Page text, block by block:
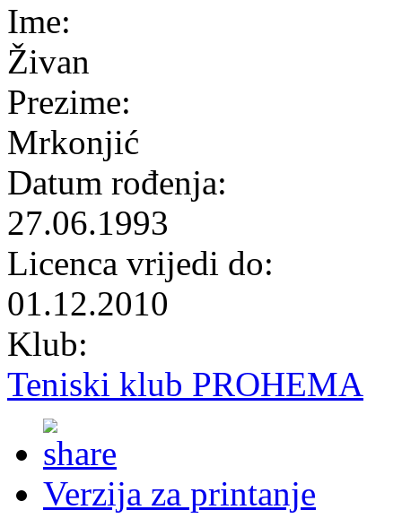
Ime:
Živan
Prezime:
Mrkonjić
Datum rođenja:
27.06.1993
Licenca vrijedi do:
01.12.2010
Klub:
Teniski klub PROHEMA
Verzija za printanje